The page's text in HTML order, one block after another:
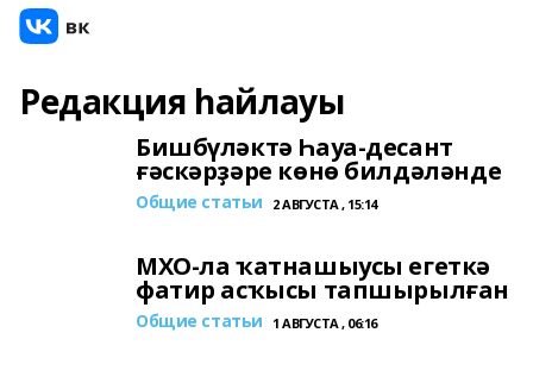
Редакция һайлауы
Бишбүләктә Һауа-десант
ғәскәрҙәре көнө билдәләнде
Общие статьи 2 АВГУСТА , 15:14
МХО-ла ҡатнашыусы егеткә
фатир асҡысы тапшырылған
Общие статьи 1 АВГУСТА , 06:16